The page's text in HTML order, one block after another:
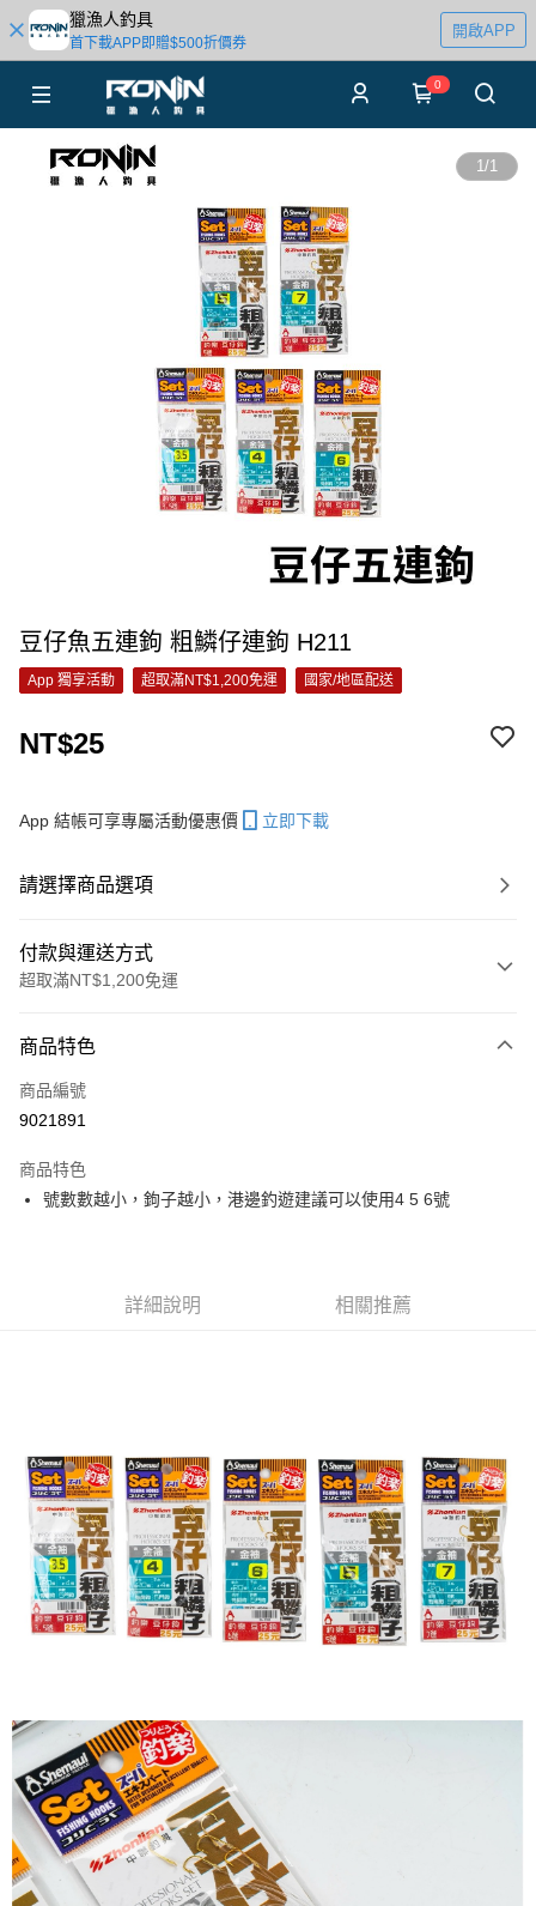
獵漁人釣具
首下載APP即贈$500折價券
開啟APP
0
1/1
豆仔魚五連鉤 粗鱗仔連鉤 H211
App 獨享活動 超取滿NT$1,200免運 國家/地區配送
NT$25
App 結帳可享專屬活動優惠價 立即下載
請選擇商品選項
付款與運送方式
超取滿NT$1,200免運
信用卡一次付款
信用卡分期付款
合作金庫商業銀行
華南商業銀行
彰化商業銀行
匯豐（台灣）商業銀行
華泰商業銀行
超商取貨付款
2.付款方式選擇「大哥付你分期」，訂單成立後會自動跳轉到大哥付的交易
流程，驗證手機門號後，選擇欲分期的期數、繳款截止日，確認付款後即完
成交易。
3.實際核准額度、可分期數及費用金額請依後續交易確認頁面所載為準。
4.訂單成立30分鐘內，如未前往確認交易或遇審核未通過，訂單將自動取
消。如遇「轉專審核」未通過狀況，表示未達大哥付你分期系統評分，恕無
法說明評估內容。
【繳款方式說明】
1.分期款項不併入電信帳單，「大哥付你分期」於每月結算日後寄送繳費提
【注意事項】
1.本服務係由「台灣大哥大股份有限公司」（以下簡稱本公司）所提供，讓
用戶於交易時，得透過本服務購買商品或服務，並由商店將買賣／分期付款
買賣價金債權讓與本公司後，依約使用本公司帳單繳交帳款。
2.基於同意付款使用「大哥付你分期」之契約關係目的，商店將以您的個人
資料（包含姓名、電話或地址）提供予台灣大哥大進項蒐集、處理及利用，
由本公司與您本人進行分期帳單所需資料之確認、核對及更正。
3.完整用戶服務條款，請詳閱以下連結：https://oppay.tw/userRule
相關說明
【關於「AFTEE先享後付」】
AFTEE先享後付是「在收到商品之後才付款」的支付方式。 讓您購物簡單
便利好安心！
１．簡單：不需註冊會員、不需綁卡、不需儲值。
２．便利：只要手機號碼，簡訊認證，即可結帳。
３．安心：先確認商品／服務後，再付款。
【「AFTEE先享後付」結帳流程】
３．收到繳費通知簡訊後14天內，點擊此簡訊中的連結，可透過四大超商／
ATM／網路銀行／等多元方式進行付款，方視為交易完成。
※ 請注意：結帳手續完成當下不需立刻繳費，但若您需要取消訂單，請聯絡
購買商品的店家。未經商家同意取消之訂單仍視為有效，需透過AFTEE先享
後付繳納相關費用。
※ 交易是否成功請以「AFTEE先享後付 」之結帳頁面顯示為準，若有關於
是否繳費成功／繳費後需取消欲退款等相關疑問，請聯繫「AFTEE先享後付
客戶支援中心」
https://netprotections.freshdesk.com/support/home
ATM付款
貨到付款
運送方式
付款後全家取貨
每筆NT$60，滿NT$1,200(含以上)免運費
7-11取貨付款
每筆NT$60，滿NT$1,200(含以上)免運費
付款後7-11取貨
商品特色
商品編號
9021891
商品特色
號數數越小，鉤子越小，港邊釣遊建議可以使用4 5 6號
詳細說明 相關推薦